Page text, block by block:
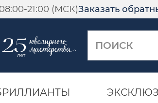
08:00-21:00 (МСК)Заказать